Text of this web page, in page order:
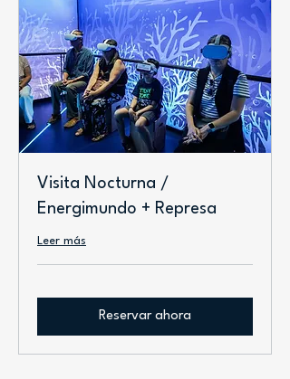
Visita Nocturna /
Energimundo + Represa
Leer más
Reservar ahora